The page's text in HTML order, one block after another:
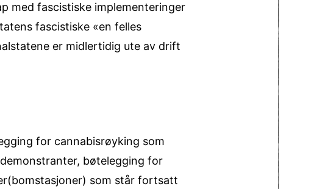
med fascistiske implementeringer
fascistiske «en felles
er midlertidig ute av drift
for cannabisrøyking som
bøtelegging for
som står fortsatt